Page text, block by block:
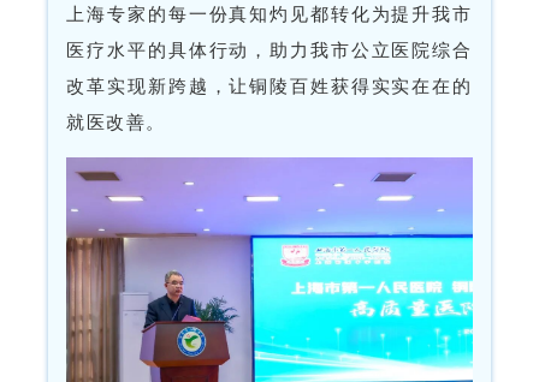
上海专家的每一份真知灼见都转化为提升我市
医疗水平的具体行动，助力我市公立医院综合
改革实现新跨越，让铜陵百姓获得实实在在的
就医改善。